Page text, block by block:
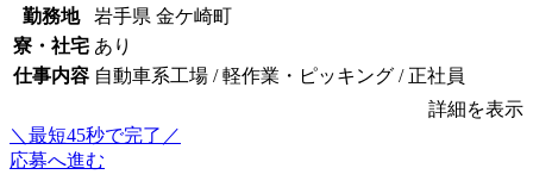
勤務地
岩手県 金ケ崎町
寮・社宅 あり
仕事内容 自動車系工場 / 軽作業・ピッキング / 正社員
詳細を表示
＼最短45秒で完了／
応募へ進む